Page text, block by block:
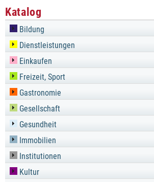
Katalog
Bildung
Dienstleistungen
Einkaufen
Freizeit, Sport
Gastronomie
Gesellschaft
Gesundheit
Immobilien
Institutionen
Kultur